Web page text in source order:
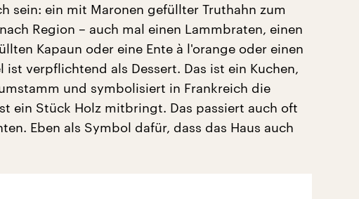
sein: ein mit Maronen gefüllter Truthahn zum
Region – auch mal einen Lammbraten, einen
Kapaun oder eine Ente à l'orange oder einen
ist verpflichtend als Dessert. Das ist ein Kuchen,
und symbolisiert in Frankreich die
ein Stück Holz mitbringt. Das passiert auch oft
Eben als Symbol dafür, dass das Haus auch